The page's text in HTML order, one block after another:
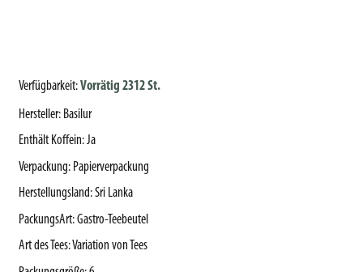
Verfügbarkeit:Vorrätig 2312 St.
Hersteller: Basilur
Enthält Koffein:Ja
Verpackung: Papierverpackung
Herstellungsland:Sri Lanka
PackungsArt:Gastro-Teebeutel
Art des Tees:Variation von Tees